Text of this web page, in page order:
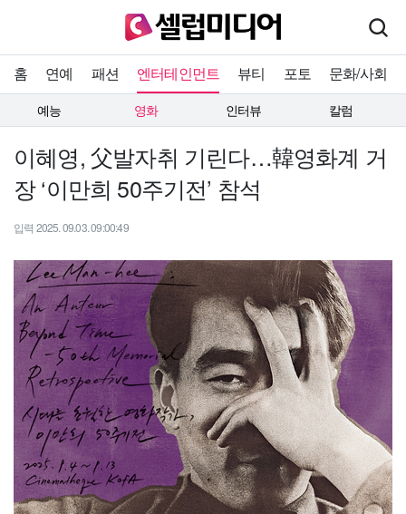
홈 연예 패션 엔터테인먼트 뷰티 포토 문화/사회
예능 영화 인터뷰 칼럼
이혜영, 父발자취 기린다…韓영화계 거
장 ‘이만희 50주기전’ 참석
입력 2025. 09.03. 09:00:49